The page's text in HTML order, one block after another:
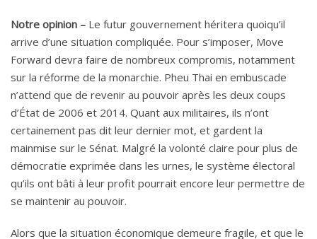
Notre opinion – Le futur gouvernement héritera quoiqu’il
arrive d’une situation compliquée. Pour s’imposer, Move
Forward devra faire de nombreux compromis, notamment
sur la réforme de la monarchie. Pheu Thai en embuscade
n’attend que de revenir au pouvoir après les deux coups
d’État de 2006 et 2014. Quant aux militaires, ils n’ont
certainement pas dit leur dernier mot, et gardent la
mainmise sur le Sénat. Malgré la volonté claire pour plus de
démocratie exprimée dans les urnes, le système électoral
qu’ils ont bâti à leur profit pourrait encore leur permettre de
se maintenir au pouvoir.
Alors que la situation économique demeure fragile, et que le